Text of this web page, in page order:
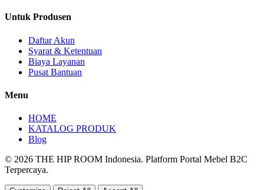
Untuk Produsen
Daftar Akun
Syarat & Ketentuan
Biaya Layanan
Pusat Bantuan
Menu
HOME
KATALOG PRODUK
Blog
© 2026 THE HIP ROOM Indonesia. Platform Portal Mebel B2C
Terpercaya.